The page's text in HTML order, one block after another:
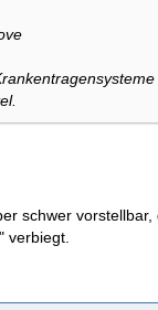
schwer vorstellbar,
verbiegt.